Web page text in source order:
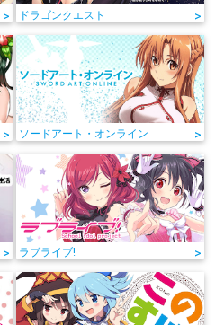
> ドラゴンクエスト >
> ソードアート・オンライン >
> ラブライブ! >